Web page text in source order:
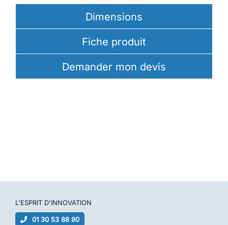
Dimensions
Fiche produit
Demander mon devis
L'ESPRIT D'INNOVATION
01 30 53 88 90